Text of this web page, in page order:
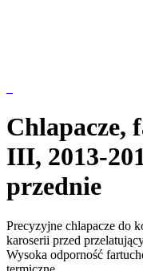
Chlapacze,
III, 2013-
przednie
Precyzyjne chlapacze do
karoserii przed
Wysoka odporność